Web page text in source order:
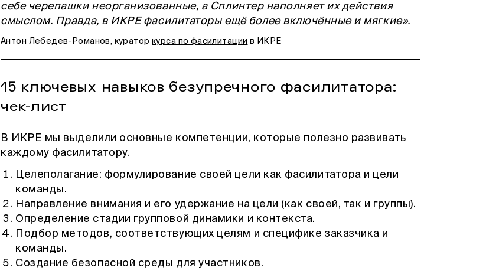
себе черепашки неорганизованные, а Сплинтер наполняет их действия
смыслом. Правда, в ИКРЕ фасилитаторы ещё более включённые и мягкие».
Антон Лебедев-Романов, кураторкурса по фасилитации в ИКРЕ
15 ключевых навыков безупречного фасилитатора:
чек-лист
В ИКРЕ мы выделили основные компетенции, которые полезно развивать
каждому фасилитатору.
Целеполагание: формулирование своей цели как фасилитатора и цели
команды.
Направление внимания и его удержание на цели (как своей, так и группы).
Определение стадии групповой динамики и контекста.
Подбор методов, соответствующих целям и специфике заказчика и
команды.
Создание безопасной среды для участников.